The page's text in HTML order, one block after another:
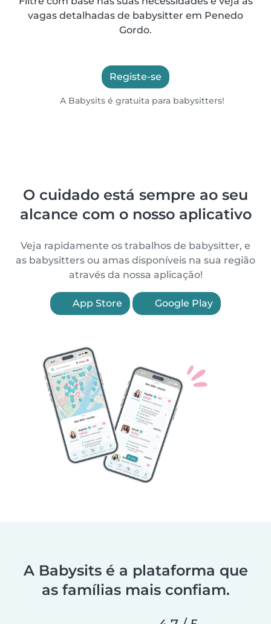
vagas detalhadas de babysitter em Penedo
Gordo.
Registe-se
A Babysits é gratuita para babysitters!
O cuidado está sempre ao seu
alcance com o nosso aplicativo
Veja rapidamente os trabalhos de babysitter, e
as babysitters ou amas disponíveis na sua região
através da nossa aplicação!
App Store Google Play
A Babysits é a plataforma que
as famílias mais confiam.